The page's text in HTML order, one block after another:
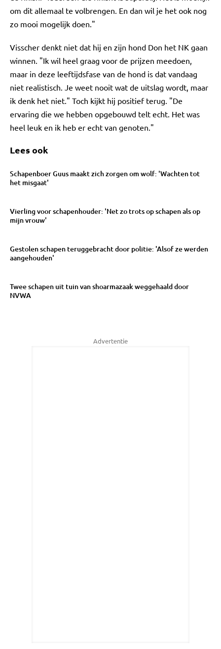
om dit allemaal te volbrengen. En dan wil je het ook nog
zo mooi mogelijk doen."
Visscher denkt niet dat hij en zijn hond Don het NK gaan
winnen. "Ik wil heel graag voor de prijzen meedoen,
maar in deze leeftijdsfase van de hond is dat vandaag
niet realistisch. Je weet nooit wat de uitslag wordt, maar
ik denk het niet." Toch kijkt hij positief terug. "De
ervaring die we hebben opgebouwd telt echt. Het was
heel leuk en ik heb er echt van genoten."
Lees ook
Schapenboer Guus maakt zich zorgen om wolf: 'Wachten tot
het misgaat'
Vierling voor schapenhouder: 'Net zo trots op schapen als op
mijn vrouw'
Gestolen schapen teruggebracht door politie: 'Alsof ze werden
aangehouden'
Twee schapen uit tuin van shoarmazaak weggehaald door
NVWA
Advertentie